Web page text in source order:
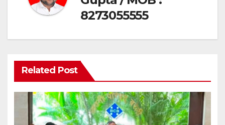
8273055555
Related Post